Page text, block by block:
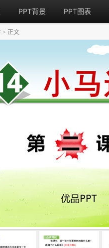
PPT背景 PPT图表
> 正文